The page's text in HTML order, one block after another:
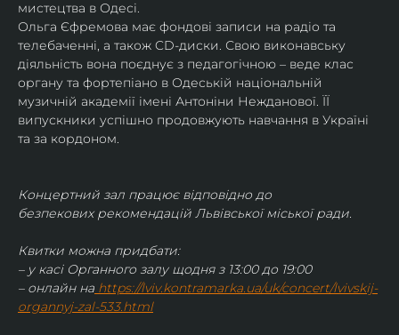
мистецтва в Одесі.
Ольга Єфремова має фондові записи на радіо та
телебаченні, а також CD-диски. Свою виконавську
діяльність вона поєднує з педагогічною – веде клас
органу та фортепіано в Одеській національній
музичній академії імені Антоніни Нежданової. ЇЇ
випускники успішно продовжують навчання в Україні
та за кордоном.
Концертний зал працює відповідно до
безпекових рекомендацій Львівської міської ради.
Квитки можна придбати:
– у касі Органного залу щодня з 13:00 до 19:00
– онлайн на https://lviv.kontramarka.ua/uk/concert/lvivskij-
organnyj-zal-533.html